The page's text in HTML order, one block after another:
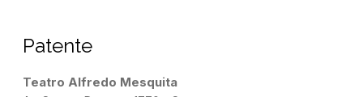
Patente
Teatro Alfredo Mesquita